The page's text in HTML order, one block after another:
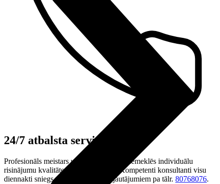
24/7 atbalsta serviss
Profesionāls meistars uzstādīs rūteri un piemeklēs individuālu
risinājumu kvalitātes nodrošināšanai. Kompetenti konsultanti visu
diennakti sniegs atbildes uz taviem jautājumiem pa tālr. 80768076.